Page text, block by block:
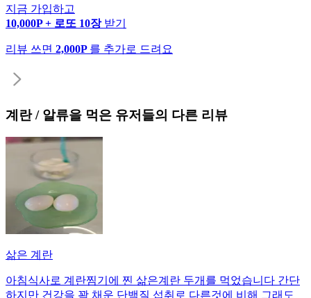
지금 가입하고
10,000P + 로또 10장 받기
리뷰 쓰면 2,000P 를 추가로 드려요
계란 / 알류을 먹은 유저들의 다른 리뷰
삶은 계란
아침식사로 계란찜기에 찐 삶은계란 두개를 먹었습니다 간단
하지만 건강을 꽉 채운 단백질 섭취로 다른것에 비해 그래도